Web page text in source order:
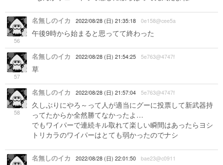
56
名無しのイカ 2022/08/28 (日) 21:35:18 0e158@cee5a
午後9時から始まると思ってて終わった
57
名無しのイカ 2022/08/28 (日) 21:54:25 5e763@4747f
草
58
名無しのイカ 2022/08/28 (日) 21:57:04 5e763@4747f
久しぶりにやろ～って人が適当にグーに投票して新武器持
ってたからか全然勝てなかったよ…
でもワイパーで連続キル取れて楽しい瞬間はあったらヨシ
トリカラのワイパーはとても弱かったのでナシ
名無しのイカ 2022/08/28 (日) 22:01:50 bae23@c0911